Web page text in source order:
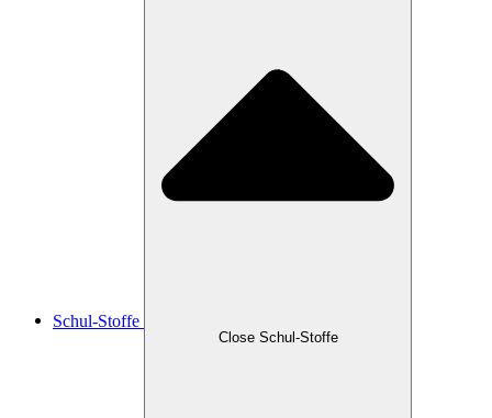
Schul-Stoffe
Close Schul-Stoffe